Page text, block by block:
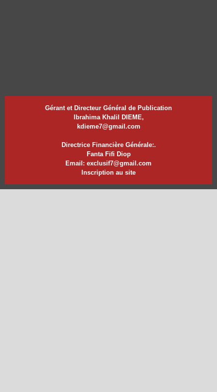
Gérant et Directeur Général de Publication
Ibrahima Khalil DIEME,
kdieme7@gmail.com
Directrice Financière Générale:.
Fanta Fifi Diop
Email: exclusif7@gmail.com
Inscription au site